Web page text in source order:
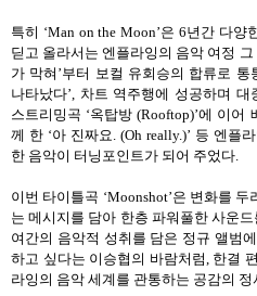
특히 ‘Man on the Moon’은 6년간 다양
딛고 올라서는 엔플라잉의 음악 여정
가 막혀 ’부터 보컬 유회승의 합류로 통
나타났다’, 차트 역주행에 성공하며 대
스트리밍곡 ‘옥탑방 (Rooftop)’에 이어
께 한 ‘아 진짜요 . (Oh really.)’ 등 엔플
한 음악이 터닝포인트가 되어 주었다
이번 타이틀곡 ‘Moonshot’은 변화를 두
는 메시지를 담아 한층 파워풀한 사운
여간의 음악적 성취를 담은 정규 앨범
하고 싶다는 이승협의 바람처럼 한결
라잉의 음악 세계를 관통하는 공감의